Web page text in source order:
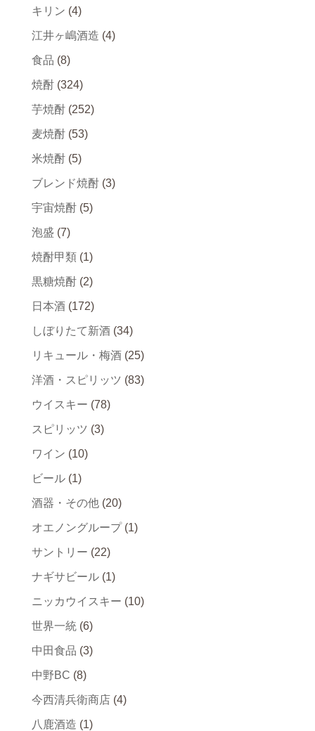
キリン (4)
江井ヶ嶋酒造 (4)
食品 (8)
焼酎 (324)
芋焼酎 (252)
麦焼酎 (53)
米焼酎 (5)
ブレンド焼酎 (3)
宇宙焼酎 (5)
泡盛 (7)
焼酎甲類 (1)
黒糖焼酎 (2)
日本酒 (172)
しぼりたて新酒 (34)
リキュール・梅酒 (25)
洋酒・スピリッツ (83)
ウイスキー (78)
スピリッツ (3)
ワイン (10)
ビール (1)
酒器・その他 (20)
オエノングループ (1)
サントリー (22)
ナギサビール (1)
ニッカウイスキー (10)
世界一統 (6)
中田食品 (3)
中野BC (8)
今西清兵衛商店 (4)
八鹿酒造 (1)